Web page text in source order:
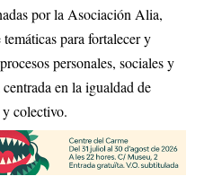
por la Asociación Alia,
para fortalecer y
personales, sociales y
en la igualdad de
colectivo.